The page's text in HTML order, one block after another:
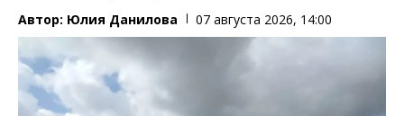
Автор: Юлия Данилова 07 августа 2026, 14:00